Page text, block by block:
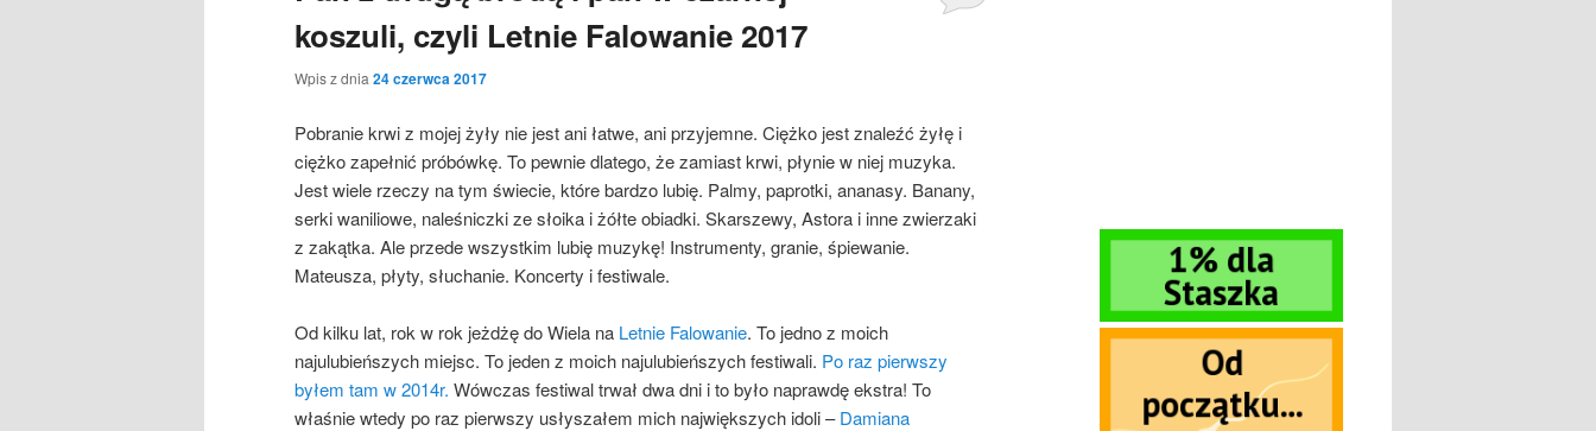
koszuli, czyli Letnie Falowanie 2017
Wpis z dnia 24 czerwca 2017
Pobranie krwi z mojej żyły nie jest ani łatwe, ani przyjemne. Ciężko jest znaleźć żyłę i
ciężko zapełnić próbówkę. To pewnie dlatego, że zamiast krwi, płynie w niej muzyka.
Jest wiele rzeczy na tym świecie, które bardzo lubię. Palmy, paprotki, ananasy. Banany,
serki waniliowe, naleśniczki ze słoika i żółte obiadki. Skarszewy, Astora i inne zwierzaki
z zakątka. Ale przede wszystkim lubię muzykę! Instrumenty, granie, śpiewanie.
Mateusza, płyty, słuchanie. Koncerty i festiwale.
Od kilku lat, rok w rok jeżdżę do Wiela na Letnie Falowanie. To jedno z moich
najulubieńszych miejsc. To jeden z moich najulubieńszych festiwali. Po raz pierwszy
byłem tam w 2014r. Wówczas festiwal trwał dwa dni i to było naprawdę ekstra! To
właśnie wtedy po raz pierwszy usłyszałem mich największych idoli –Damiana